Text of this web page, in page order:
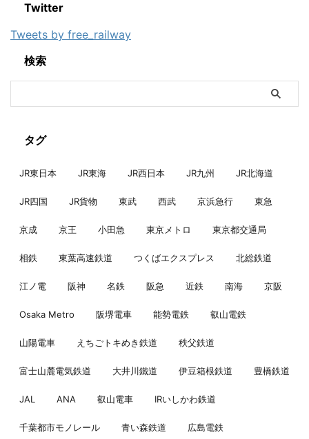
Twitter
Tweets by free_railway
検索
タグ
JR東日本 JR東海 JR西日本 JR九州 JR北海道
JR四国 JR貨物 東武 西武 京浜急行 東急
京成 京王 小田急 東京メトロ 東京都交通局
相鉄 東葉高速鉄道 つくばエクスプレス 北総鉄道
江ノ電 阪神 名鉄 阪急 近鉄 南海 京阪
Osaka Metro 阪堺電車 能勢電鉄 叡山電鉄
山陽電車 えちごトキめき鉄道 秩父鉄道
富士山麓電気鉄道 大井川鐵道 伊豆箱根鉄道 豊橋鉄道
JAL ANA 叡山電車 IRいしかわ鉄道
千葉都市モノレール 青い森鉄道 広島電鉄